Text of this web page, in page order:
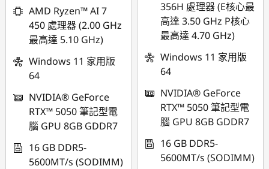
AMD Ryzen™ AI 7
450 處理器 (2.00 GHz
最高達 5.10 GHz)
Windows 11 家用版
64
NVIDIA® GeForce
RTX™ 5050 筆記型電
腦 GPU 8GB GDDR7
16 GB DDR5-
5600MT/s (SODIMM)
356H 處理器 (E核心最
高達 3.50 GHz P核心
最高達 4.70 GHz)
Windows 11 家用版
64
NVIDIA® GeForce
RTX™ 5050 筆記型電
腦 GPU 8GB GDDR7
16 GB DDR5-
5600MT/s (SODIMM)